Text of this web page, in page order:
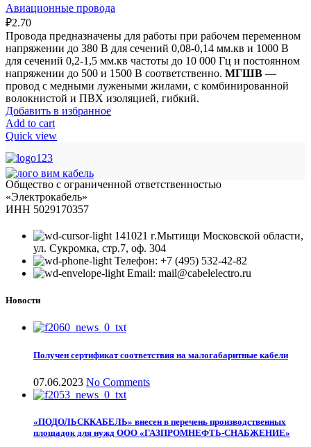
Авиационные провода
₽2.70
Провода предназначены для работы при рабочем переменном
напряжении до 380 В для сечений 0,08-0,14 мм.кв и 1000 В
для сечений 0,2-1,5 мм.кв частоты до 10 000 Гц и постоянном
напряжении до 500 и 1500 В соответственно. МГШВ —
провод с медными лужеными жилами, с комбинированной
волокнистой и ПВХ изоляцией, гибкий.
Добавить в избранное
Add to cart
Quick view
Общество с ограниченной ответственностью
«Электрокабель»
ИНН 5029170357
141021 г.Мытищи Московской области,
ул. Сукромка, стр.7, оф. 304
Телефон: +7 (495) 532-42-82
Email: mail@cabelelectro.ru
Новости
Получен сертификат соответствия на малогабаритные кабели
07.06.2023 No Comments
«ПОДОЛЬСККАБЕЛЬ» внесен в перечень производственных
площадок для нужд ООО «ГАЗПРОМНЕФТЬ-СНАБЖЕНИЕ»